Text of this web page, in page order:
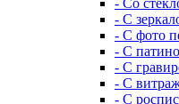
- Со
- С
- С фото
- С
- С
- С
- С